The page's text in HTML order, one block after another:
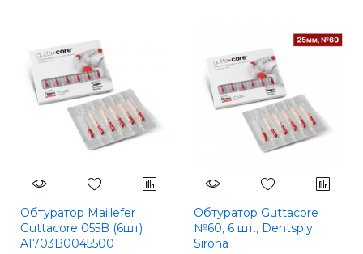
Обтуратор Maillefer
Guttacore 055B (6шт)
A1703B0045500
Обтуратор Guttacore
№60, 6 шт., Dentsply
Sirona